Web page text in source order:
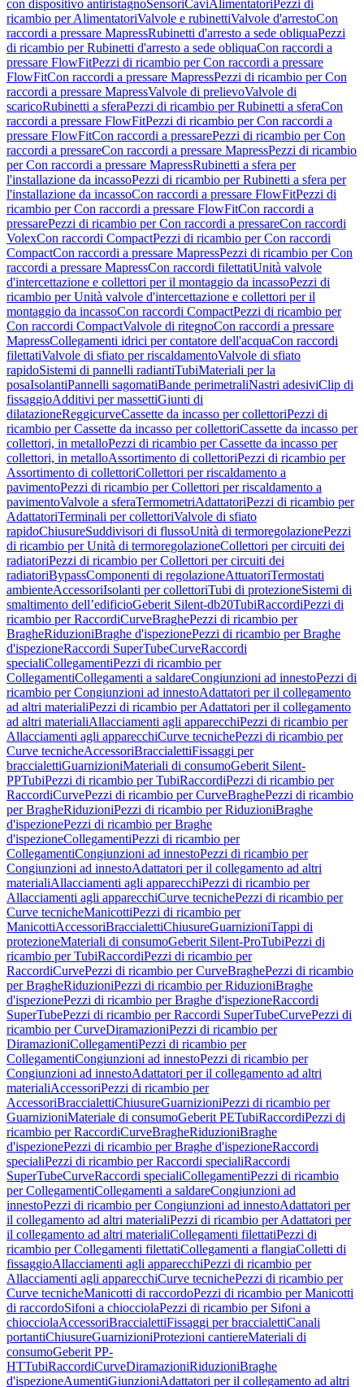
con dispositivo antiristagnoSensoriCaviAlimentatori Pezzi di
ricambio per AlimentatoriValvole e rubinettiValvole d'arrestoCon
raccordi a pressare MapressRubinetti d'arresto a sede obliquaPezzi
di ricambio per Rubinetti d'arresto a sede obliquaCon raccordi a
pressare FlowFitPezzi di ricambio per Con raccordi a pressare
FlowFitCon raccordi a pressare MapressPezzi di ricambio per Con
raccordi a pressare MapressValvole di prelievoValvole di
scaricoRubinetti a sferaPezzi di ricambio per Rubinetti a sferaCon
raccordi a pressare FlowFitPezzi di ricambio per Con raccordi a
pressare FlowFitCon raccordi a pressarePezzi di ricambio per Con
raccordi a pressareCon raccordi a pressare MapressPezzi di ricambio
per Con raccordi a pressare MapressRubinetti a sfera per
l'installazione da incassoPezzi di ricambio per Rubinetti a sfera per
l'installazione da incassoCon raccordi a pressare FlowFitPezzi di
ricambio per Con raccordi a pressare FlowFitCon raccordi a
pressarePezzi di ricambio per Con raccordi a pressareCon raccordi
VolexCon raccordi CompactPezzi di ricambio per Con raccordi
CompactCon raccordi a pressare MapressPezzi di ricambio per Con
raccordi a pressare MapressCon raccordi filettatiUnità valvole
d'intercettazione e collettori per il montaggio da incassoPezzi di
ricambio per Unità valvole d'intercettazione e collettori per il
montaggio da incassoCon raccordi CompactPezzi di ricambio per
Con raccordi CompactValvole di ritegnoCon raccordi a pressare
MapressCollegamenti idrici per contatore dell'acquaCon raccordi
filettatiValvole di sfiato per riscaldamentoValvole di sfiato
rapidoSistemi di pannelli radiantiTubiMateriali per la
posaIsolantiPannelli sagomatiBande perimetraliNastri adesiviClip di
fissaggioAdditivi per massettiGiunti di
dilatazioneReggicurveCassette da incasso per collettoriPezzi di
ricambio per Cassette da incasso per collettoriCassette da incasso per
collettori, in metalloPezzi di ricambio per Cassette da incasso per
collettori, in metalloAssortimento di collettoriPezzi di ricambio per
Assortimento di collettoriCollettori per riscaldamento a
pavimentoPezzi di ricambio per Collettori per riscaldamento a
pavimentoValvole a sferaTermometriAdattatoriPezzi di ricambio per
AdattatoriTerminali per collettoriValvole di sfiato
rapidoChiusureSuddivisori di flussoUnità di termoregolazionePezzi
di ricambio per Unità di termoregolazioneCollettori per circuiti dei
radiatoriPezzi di ricambio per Collettori per circuiti dei
radiatoriBypassComponenti di regolazioneAttuatoriTermostati
ambienteAccessoriIsolanti per collettoriTubi di protezioneSistemi di
smaltimento dell’edificioGeberit Silent-db20TubiRaccordiPezzi di
ricambio per RaccordiCurveBraghePezzi di ricambio per
BragheRiduzioniBraghe d'ispezionePezzi di ricambio per Braghe
d'ispezioneRaccordi SuperTubeCurveRaccordi
specialiCollegamentiPezzi di ricambio per
CollegamentiCollegamenti a saldareCongiunzioni ad innestoPezzi di
ricambio per Congiunzioni ad innestoAdattatori per il collegamento
ad altri materialiPezzi di ricambio per Adattatori per il collegamento
ad altri materialiAllacciamenti agli apparecchiPezzi di ricambio per
Allacciamenti agli apparecchiCurve tecnichePezzi di ricambio per
Curve tecnicheAccessoriBraccialettiFissaggi per
braccialettiGuarnizioniMateriali di consumoGeberit Silent-
PPTubiPezzi di ricambio per TubiRaccordiPezzi di ricambio per
RaccordiCurvePezzi di ricambio per CurveBraghePezzi di ricambio
per BragheRiduzioniPezzi di ricambio per RiduzioniBraghe
d'ispezionePezzi di ricambio per Braghe
d'ispezioneCollegamentiPezzi di ricambio per
CollegamentiCongiunzioni ad innestoPezzi di ricambio per
Congiunzioni ad innestoAdattatori per il collegamento ad altri
materialiAllacciamenti agli apparecchiPezzi di ricambio per
Allacciamenti agli apparecchiCurve tecnichePezzi di ricambio per
Curve tecnicheManicottiPezzi di ricambio per
ManicottiAccessoriBraccialettiChiusureGuarnizioniTappi di
protezioneMateriali di consumoGeberit Silent-ProTubiPezzi di
ricambio per TubiRaccordiPezzi di ricambio per
RaccordiCurvePezzi di ricambio per CurveBraghePezzi di ricambio
per BragheRiduzioniPezzi di ricambio per RiduzioniBraghe
d'ispezionePezzi di ricambio per Braghe d'ispezioneRaccordi
SuperTubePezzi di ricambio per Raccordi SuperTubeCurvePezzi di
ricambio per CurveDiramazioniPezzi di ricambio per
DiramazioniCollegamentiPezzi di ricambio per
CollegamentiCongiunzioni ad innestoPezzi di ricambio per
Congiunzioni ad innestoAdattatori per il collegamento ad altri
materialiAccessoriPezzi di ricambio per
AccessoriBraccialettiChiusureGuarnizioniPezzi di ricambio per
GuarnizioniMateriale di consumoGeberit PETubiRaccordiPezzi di
ricambio per RaccordiCurveBragheRiduzioniBraghe
d'ispezionePezzi di ricambio per Braghe d'ispezioneRaccordi
specialiPezzi di ricambio per Raccordi specialiRaccordi
SuperTubeCurveRaccordi specialiCollegamentiPezzi di ricambio
per CollegamentiCollegamenti a saldareCongiunzioni ad
innestoPezzi di ricambio per Congiunzioni ad innestoAdattatori per
il collegamento ad altri materialiPezzi di ricambio per Adattatori per
il collegamento ad altri materialiCollegamenti filettatiPezzi di
ricambio per Collegamenti filettatiCollegamenti a flangiaColletti di
fissaggioAllacciamenti agli apparecchiPezzi di ricambio per
Allacciamenti agli apparecchiCurve tecnichePezzi di ricambio per
Curve tecnicheManicotti di raccordoPezzi di ricambio per Manicotti
di raccordoSifoni a chiocciolaPezzi di ricambio per Sifoni a
chiocciolaAccessoriBraccialettiFissaggi per braccialettiCanali
portantiChiusureGuarnizioniProtezioni cantiereMateriali di
consumoGeberit PP-
HTTubiRaccordiCurveDiramazioniRiduzioniBraghe
d'ispezioneAumentiGiunzioniAdattatori per il collegamento ad altri